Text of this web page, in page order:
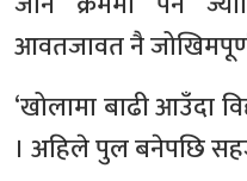
आवतजावत नै
‘खोलामा बाढी आउँदा
। अहिले पुल बनेपछि